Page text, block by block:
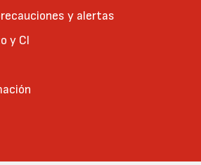
y alertas
y CI